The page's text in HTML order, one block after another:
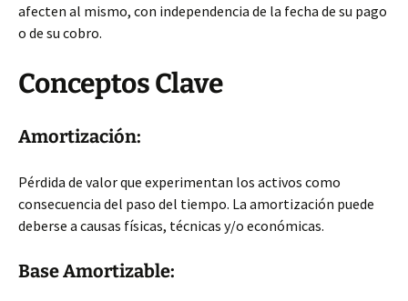
afecten al mismo, con independencia de la fecha de su pago
o de su cobro.
Conceptos Clave
Amortización:
Pérdida de valor que experimentan los activos como
consecuencia del paso del tiempo. La amortización puede
deberse a causas físicas, técnicas y/o económicas.
Base Amortizable: